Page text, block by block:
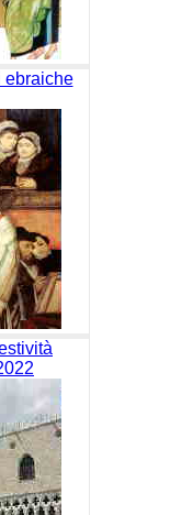
ebraiche